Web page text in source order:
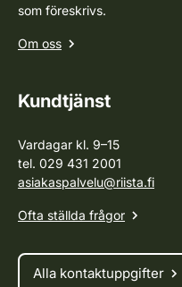
som föreskrivs.
Om oss
Kundtjänst
Vardagar kl. 9–15
tel. 029 431 2001
asiakaspalvelu@riista.fi
Ofta ställda frågor
Alla kontaktuppgifter